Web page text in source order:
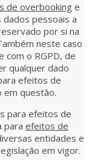
de overbookinge
pessoais a
por si na
neste caso
com o RGPD, de
qualquer dado
efeitos de
em questão.
para efeitos de
para efeitos de
entidades e
em vigor.